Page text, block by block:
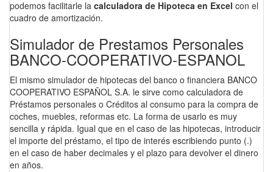
podemos facilitarle la calculadora de Hipoteca en Excel con el
cuadro de amortización.
Simulador de Prestamos Personales
BANCO-COOPERATIVO-ESPANOL
El mismo simulador de hipotecas del banco o financiera BANCO
COOPERATIVO ESPAÑOL S.A. le sirve como calculadora de
Préstamos personales o Créditos al consumo para la compra de
coches, muebles, reformas etc. La forma de usarlo es muy
sencilla y rápida. Igual que en el caso de las hipotecas, introducir
el importe del préstamo, el tipo de interés escribiendo punto (.)
en el caso de haber decimales y el plazo para devolver el dinero
en años.